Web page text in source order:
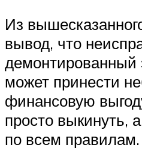
Из
вывод, что
демонтированный
может принести
финансовую
просто выкинуть,
по всем правилам.